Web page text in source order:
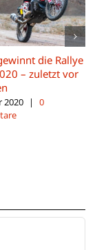
die Rallye
– zuletzt vor
2020 |
0